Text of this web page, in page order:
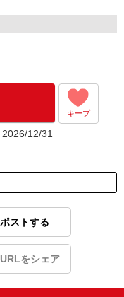
用前提でのお仕事も可
キープ
12/31
ポストする
URLをシェア